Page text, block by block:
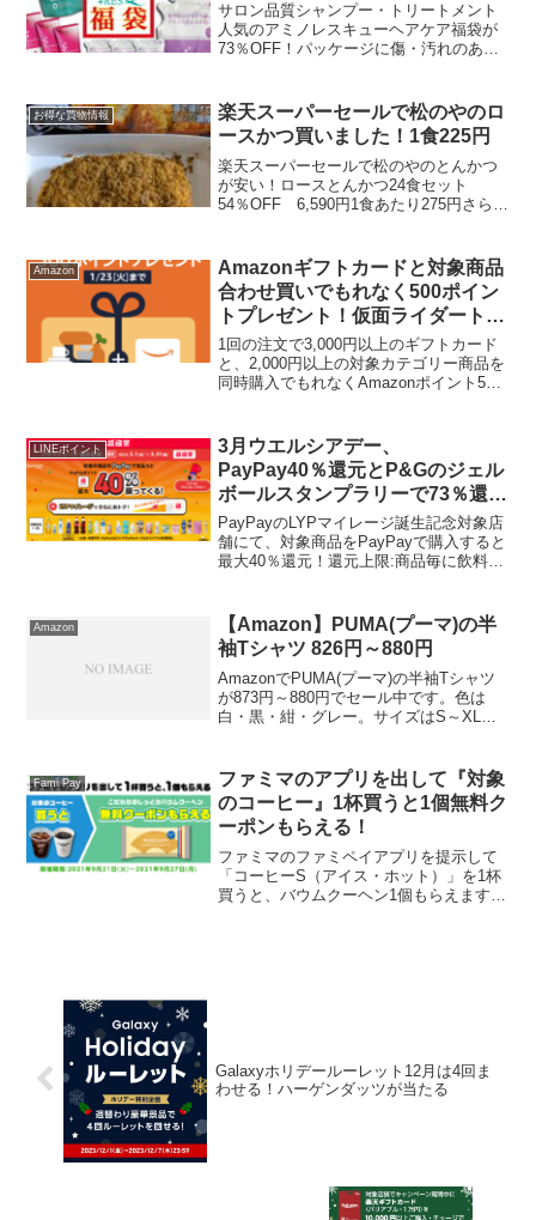
サロン品質シャンプー・トリートメント
人気のアミノレスキューヘアケア福袋が
73％OFF！パッケージに傷・汚れのある
プー・トリートメントです。5点セットで
2,022円...
お得な買物情報
楽天スーパーセールで松のやのロ
ースかつ買いました！1食225円
楽天スーパーセールで松のやのとんかつ
が安い！ロースとんかつ24食セット
54％OFF 6,590円1食あたり275円さらに
近で一番安い。松のや ロースとんかつ
2...
Amazon
Amazonギフトカードと対象商品
合わせ買いでもれなく500ポイン
トプレゼント！仮面ライダートレ
カも実質無料
1回の注文で3,000円以上のギフトカード
と、2,000円以上の対象カテゴリー商品を
同時購入でもれなくAmazonポイント500
ボタンを押す２．1つの注文で3,000円...
LINEポイント
3月ウエルシアデー、
PayPay40％還元とP&Gのジェル
ボールスタンプラリーで73％還元
超え！
PayPayのLYPマイレージ誕生記念対象店
舗にて、対象商品をPayPayで購入すると
最大40％還元！還元上限:商品毎に飲料
らウエルシアも入ってま...
Amazon
【Amazon】PUMA(プーマ)の半
袖Tシャツ 826円～880円
AmazonでPUMA(プーマ)の半袖Tシャツ
が873円～880円でセール中です。色は
白・黒・紺・グレー。サイズはS～XLま
い替えに。グラフィックTシャツ S/M
の...
Fami Pay
ファミマのアプリを出して『対象
のコーヒー』1杯買うと1個無料ク
ーポンもらえる！
ファミマのファミペイアプリを提示して
「コーヒーS（アイス・ホット）」を1杯
買うと、バウムクーヘン1個もらえます。
Galaxyホリデールーレット12月は4回ま
わせる！ハーゲンダッツが当たる